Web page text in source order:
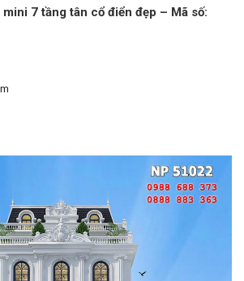
7 tầng tân cổ điển đẹp – Mã số: